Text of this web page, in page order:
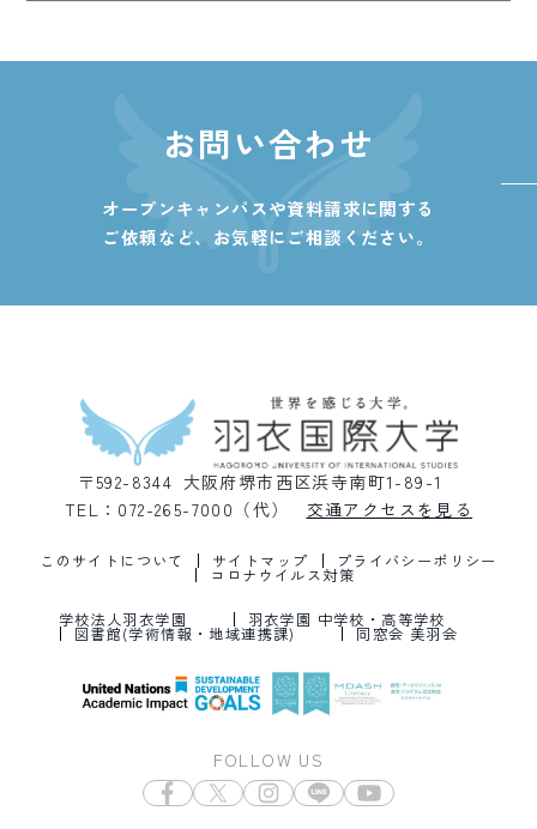
お問い合わせ
オープンキャンパスや資料請求に関する
ご依頼など、 お気軽にご相談ください。
〒592-8344 大阪府堺市西区浜寺南町1-89-1
TEL：072-265-7000（代）
交通アクセスを見る
このサイトについて サイトマップ プライバシーポリシー
コロナウイルス対策
学校法人羽衣学園 羽衣学園 中学校・高等学校
図書館(学術情報・地域連携課) 同窓会 美羽会
FOLLOW US